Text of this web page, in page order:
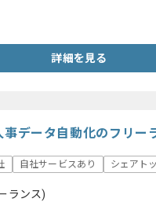
詳細を見る
事データ自動化のフリー
自社サービスあり シェアト
ランス)